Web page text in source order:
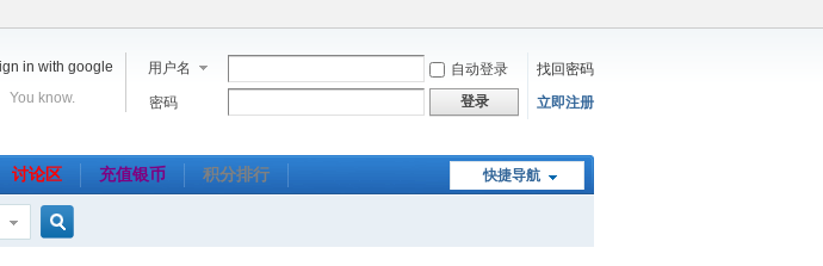
用户名 自动登录
找回密码
密码
登录 立即注册
You know.
快捷导航
讨论区 充值银币 积分排行